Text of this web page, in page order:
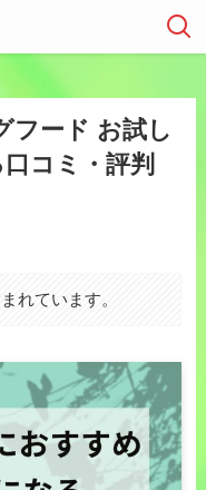
フード お試し
コミ・評判
れています。